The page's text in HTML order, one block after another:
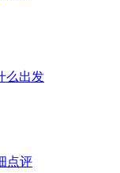
么出发
点评